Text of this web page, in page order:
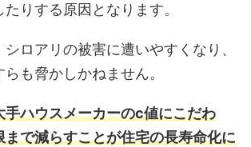
りする原因となります。
ロアリの被害に遭いやすくなり、
も脅かしかねません。
手ハウスメーカーのc値にこだわ
まで減らすことが住宅の長寿命化に